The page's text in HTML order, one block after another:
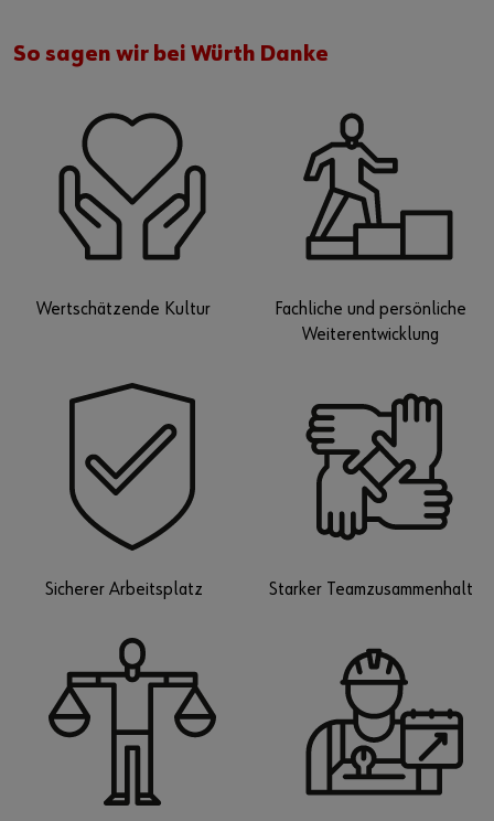
So sagen wir bei Würth Danke
Wertschätzende Kultur
Fachliche und persönliche
Weiterentwicklung
Sicherer Arbeitsplatz Starker Teamzusammenhalt